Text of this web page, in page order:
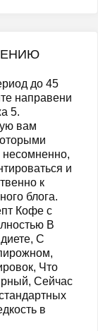
до 45
направени
5.
вам
несомненно,
и
к
блога.
Кофе с
В
С
Что
Сейчас
в